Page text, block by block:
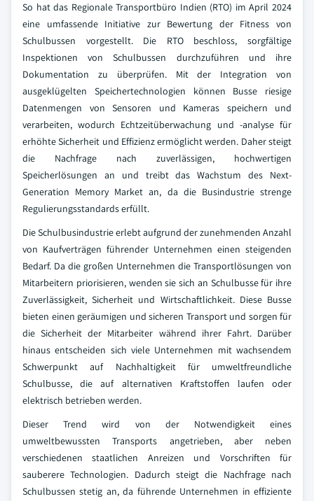
So hat das Regionale Transportbüro Indien (RTO) im April 2024
eine umfassende Initiative zur Bewertung der Fitness von
Schulbussen vorgestellt. Die RTO beschloss, sorgfältige
Inspektionen von Schulbussen durchzuführen und ihre
Dokumentation zu überprüfen. Mit der Integration von
ausgeklügelten Speichertechnologien können Busse riesige
Datenmengen von Sensoren und Kameras speichern und
verarbeiten, wodurch Echtzeitüberwachung und -analyse für
erhöhte Sicherheit und Effizienz ermöglicht werden. Daher steigt
die Nachfrage nach zuverlässigen, hochwertigen
Speicherlösungen an und treibt das Wachstum des Next-
Generation Memory Market an, da die Busindustrie strenge
Regulierungsstandards erfüllt.
Die Schulbusindustrie erlebt aufgrund der zunehmenden Anzahl
von Kaufverträgen führender Unternehmen einen steigenden
Bedarf. Da die großen Unternehmen die Transportlösungen von
Mitarbeitern priorisieren, wenden sie sich an Schulbusse für ihre
Zuverlässigkeit, Sicherheit und Wirtschaftlichkeit. Diese Busse
bieten einen geräumigen und sicheren Transport und sorgen für
die Sicherheit der Mitarbeiter während ihrer Fahrt. Darüber
hinaus entscheiden sich viele Unternehmen mit wachsendem
Schwerpunkt auf Nachhaltigkeit für umweltfreundliche
Schulbusse, die auf alternativen Kraftstoffen laufen oder
elektrisch betrieben werden.
Dieser Trend wird von der Notwendigkeit eines
umweltbewussten Transports angetrieben, aber neben
verschiedenen staatlichen Anreizen und Vorschriften für
sauberere Technologien. Dadurch steigt die Nachfrage nach
Schulbussen stetig an, da führende Unternehmen in effiziente